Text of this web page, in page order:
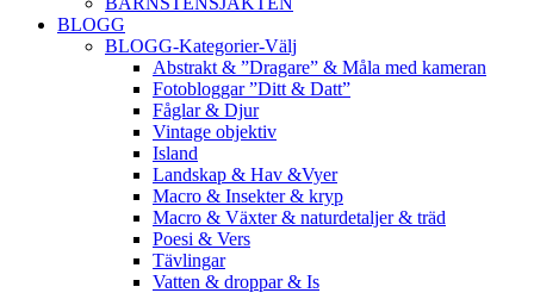
BLOGG
BLOGG-Kategorier-Välj
Abstrakt & ”Dragare” & Måla med kameran
Fotobloggar ”Ditt & Datt”
Fåglar & Djur
Vintage objektiv
Island
Landskap & Hav &Vyer
Macro & Insekter & kryp
Macro & Växter & naturdetaljer & träd
Poesi & Vers
Tävlingar
Vatten & droppar & Is